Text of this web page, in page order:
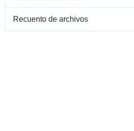
Recuento de archivos